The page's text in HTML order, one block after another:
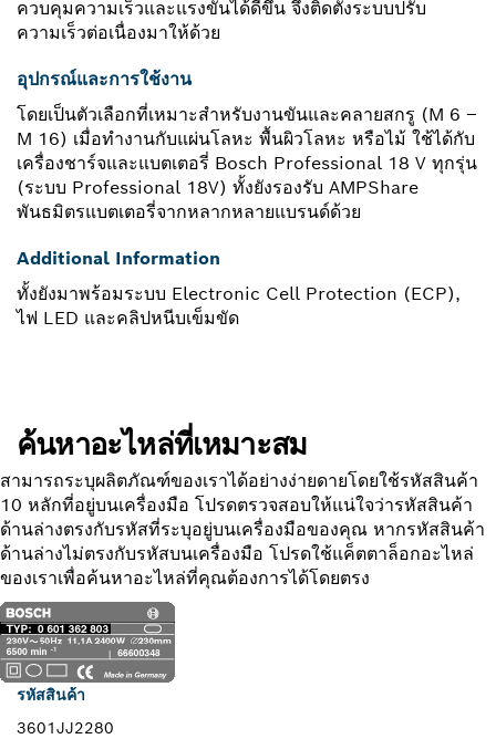
ควบคุมความเร็วและแรงขันได้ดีขึ้น จึงติดตั้งระบบปรับ
ความเร็วต่อเนื่องมาให้ด้วย
อุปกรณ์และการใช้งาน
โดยเป็นตัวเลือกที่เหมาะสำหรับงานขันและคลายสกรู (M 6 –
M 16) เมื่อทำงานกับแผ่นโลหะ พื้นผิวโลหะ หรือไม้ ใช้ได้กับ
เครื่องชาร์จและแบตเตอรี่ Bosch Professional 18 V ทุกรุ่น
(ระบบ Professional 18V) ทั้งยังรองรับ AMPShare
พันธมิตรแบตเตอรี่จากหลากหลายแบรนด์ด้วย
Additional Information
ทั้งยังมาพร้อมระบบ Electronic Cell Protection (ECP),
ไฟ LED และคลิปหนีบเข็มขัด
ค้นหาอะไหล่ที่เหมาะสม
สามารถระบุผลิตภัณฑ์ของเราได้อย่างง่ายดายโดยใช้รหัสสินค้า
10 หลักที่อยู่บนเครื่องมือ โปรดตรวจสอบให้แน่ใจว่ารหัสสินค้า
ด้านล่างตรงกับรหัสที่ระบุอยู่บนเครื่องมือของคุณ หากรหัสสินค้า
ด้านล่างไม่ตรงกับรหัสบนเครื่องมือ โปรดใช้แค็ตตาล็อกอะไหล่
ของเราเพื่อค้นหาอะไหล่ที่คุณต้องการได้โดยตรง
รหัสสินค้า
3601JJ2280